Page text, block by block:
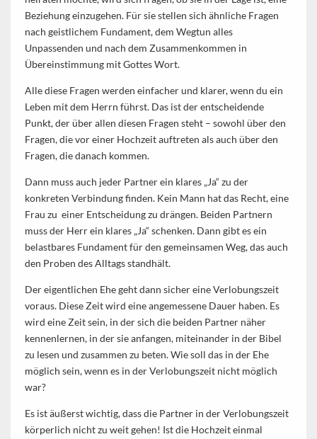
Beziehung einzugehen. Für sie stellen sich ähnliche Fragen
nach geistlichem Fundament, dem Wegtun alles
Unpassenden und nach dem Zusammenkommen in
Übereinstimmung mit Gottes Wort.
Alle diese Fragen werden einfacher und klarer, wenn du ein
Leben mit dem Herrn führst. Das ist der entscheidende
Punkt, der über allen diesen Fragen steht – sowohl über den
Fragen, die vor einer Hochzeit auftreten als auch über den
Fragen, die danach kommen.
Dann muss auch jeder Partner ein klares „Ja“ zu der
konkreten Verbindung finden. Kein Mann hat das Recht, eine
Frau zu einer Entscheidung zu drängen. Beiden Partnern
muss der Herr ein klares „Ja“ schenken. Dann gibt es ein
belastbares Fundament für den gemeinsamen Weg, das auch
den Proben des Alltags standhält.
Der eigentlichen Ehe geht dann sicher eine Verlobungszeit
voraus. Diese Zeit wird eine angemessene Dauer haben. Es
wird eine Zeit sein, in der sich die beiden Partner näher
kennenlernen, in der sie anfangen, miteinander in der Bibel
zu lesen und zusammen zu beten. Wie soll das in der Ehe
möglich sein, wenn es in der Verlobungszeit nicht möglich
war?
Es ist äußerst wichtig, dass die Partner in der Verlobungszeit
körperlich nicht zu weit gehen! Ist die Hochzeit einmal